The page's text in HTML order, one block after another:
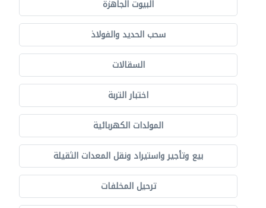
البيوت الجاهزة
سحب الحديد والفولاذ
السقالات
اختبار التربة
المولدات الكهربائية
بيع وتأجير واستيراد ونقل المعدات الثقيلة
ترحيل المخلفات